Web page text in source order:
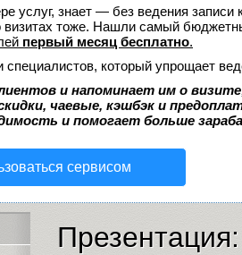
услуг, знает — без ведения
визитах тоже. Нашли самый
первый месяц бесплатно.
специалистов, который упрощает
и напоминает им о
чаевые, кэшбэк и
и помогает больше
сервисом